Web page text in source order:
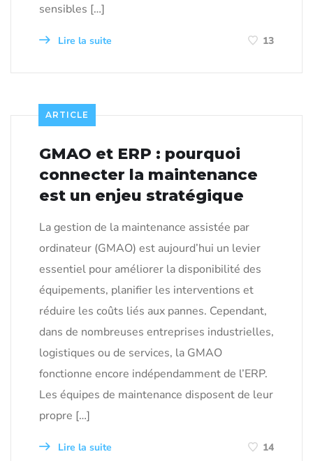
sensibles […]
Lire la suite 13
ARTICLE
GMAO et ERP : pourquoi
connecter la maintenance
est un enjeu stratégique
La gestion de la maintenance assistée par
ordinateur (GMAO) est aujourd’hui un levier
essentiel pour améliorer la disponibilité des
équipements, planifier les interventions et
réduire les coûts liés aux pannes. Cependant,
dans de nombreuses entreprises industrielles,
logistiques ou de services, la GMAO
fonctionne encore indépendamment de l’ERP.
Les équipes de maintenance disposent de leur
propre […]
Lire la suite 14